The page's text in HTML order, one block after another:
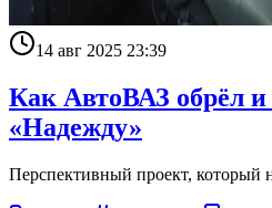
14 авг 2025 23:39
Как АвтоВАЗ обрёл и
«Надежду»
Перспективный проект, который